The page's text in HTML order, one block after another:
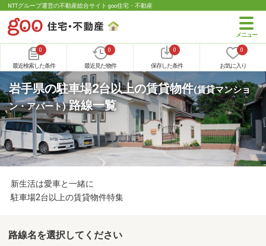
NTTグループ運営の不動産総合サイト goo住宅・不動産
0
最近検索した条件
0
最近見た物件
0
保存した条件
0
お気に入り
岩手県の駐車場2台以上の賃貸物件(賃貸マンショ
ン・アパート)路線一覧
新生活は愛車と一緒に
駐車場2台以上の賃貸物件特集
路線名を選択してください